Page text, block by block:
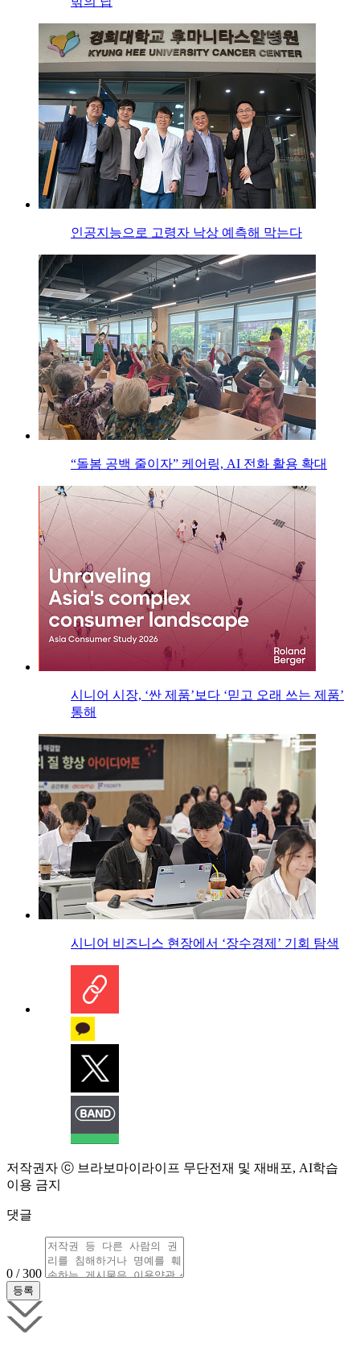
인공지능으로 고령자 낙상 예측해 막는다
“돌봄 공백 줄이자” 케어링, AI 전화 활용 확대
시니어 시장, ‘싼 제품’보다 ‘믿고 오래 쓰는 제품’
통해
시니어 비즈니스 현장에서 ‘장수경제’ 기회 탐색
저작권자 ⓒ 브라보마이라이프 무단전재 및 재배포, AI학습
이용 금지
댓글
0 / 300